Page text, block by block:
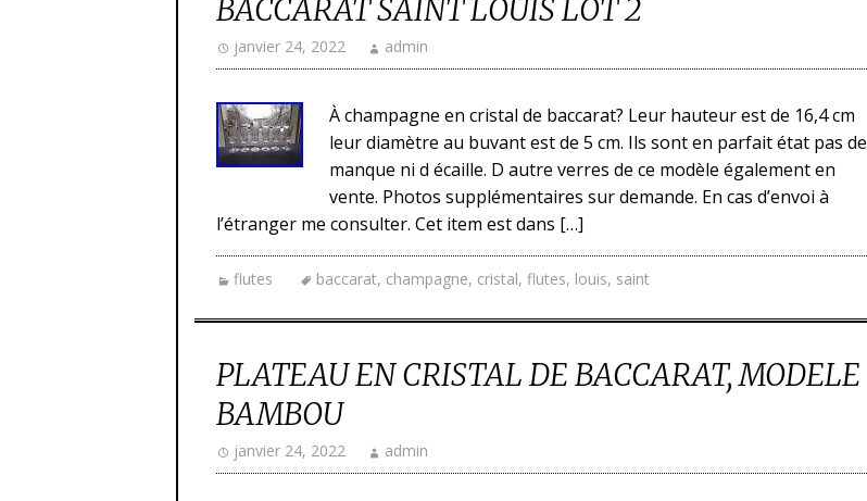
BACCARAT SAINT LOUIS LOT 2
janvier 24, 2022 admin
À champagne en cristal de baccarat? Leur hauteur est de 16,4 cm
leur diamètre au buvant est de 5 cm. Ils sont en parfait état pas de
manque ni d écaille. D autre verres de ce modèle également en
vente. Photos supplémentaires sur demande. En cas d’envoi à
l’étranger me consulter. Cet item est dans […]
flutes baccarat, champagne, cristal, flutes, louis, saint
PLATEAU EN CRISTAL DE BACCARAT, MODELE
BAMBOU
janvier 24, 2022 admin